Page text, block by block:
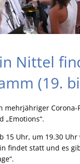
Nittel
(19.
Corona-
15 Uhr, um 19.30
findet statt und es